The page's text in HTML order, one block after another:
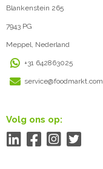
Blankenstein 265
7943 PG
Meppel, Nederland
+31 642863025
service@foodmarkt.com
Volg ons op: